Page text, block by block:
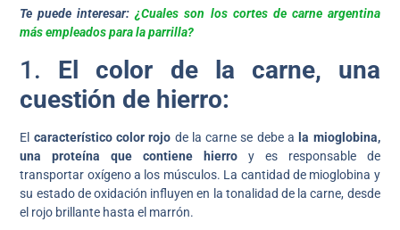
Te puede interesar:¿Cuales son los cortes de carne argentina
más empleados para la parrilla?
1. El color de la carne, una
cuestión de hierro:
El característico color rojo de la carne se debe a la mioglobina,
una proteína que contiene hierro y es responsable de
transportar oxígeno a los músculos. La cantidad de mioglobina y
su estado de oxidación influyen en la tonalidad de la carne, desde
el rojo brillante hasta el marrón.